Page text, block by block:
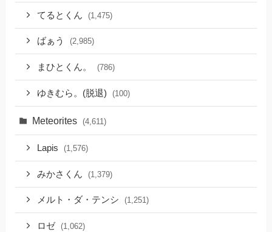
てるとくん (1,475)
ばぁう (2,985)
まひとくん。 (786)
ゆきむら。(脱退) (100)
Meteorites (4,611)
Lapis (1,576)
みかさくん (1,379)
メルト・ダ・テンシ (1,251)
ロゼ (1,062)